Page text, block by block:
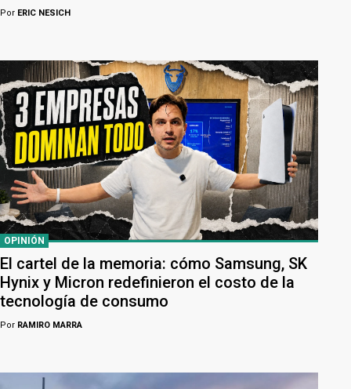
Por ERIC NESICH
OPINIÓN
El cartel de la memoria: cómo Samsung, SK
Hynix y Micron redefinieron el costo de la
tecnología de consumo
Por RAMIRO MARRA